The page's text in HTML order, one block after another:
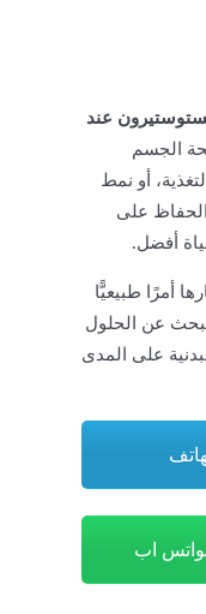
عند
الجسم
أو نمط
الحفاظ على
أفضل.
أمرًا طبيعيًّا
عن الحلول
على المدى
اب